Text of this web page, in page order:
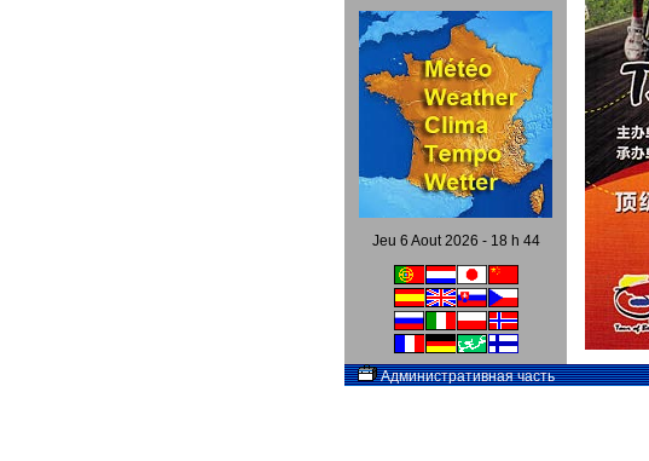
Jeu 6 Aout 2026 - 18 h 44
Административная часть